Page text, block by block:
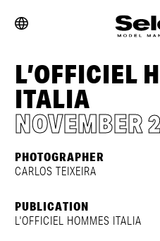
L’OFFICIEL
ITALIA
NOVEMBER
PHOTOGRAPHER
CARLOS TEIXEIRA
PUBLICATION
L'OFFICIEL HOMMES ITALIA